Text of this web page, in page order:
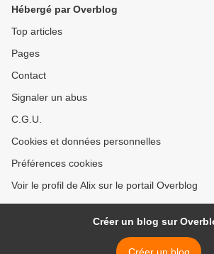
Hébergé par Overblog
Top articles
Pages
Contact
Signaler un abus
C.G.U.
Cookies et données personnelles
Préférences cookies
Voir le profil de Alix sur le portail Overblog
Créer un blog sur